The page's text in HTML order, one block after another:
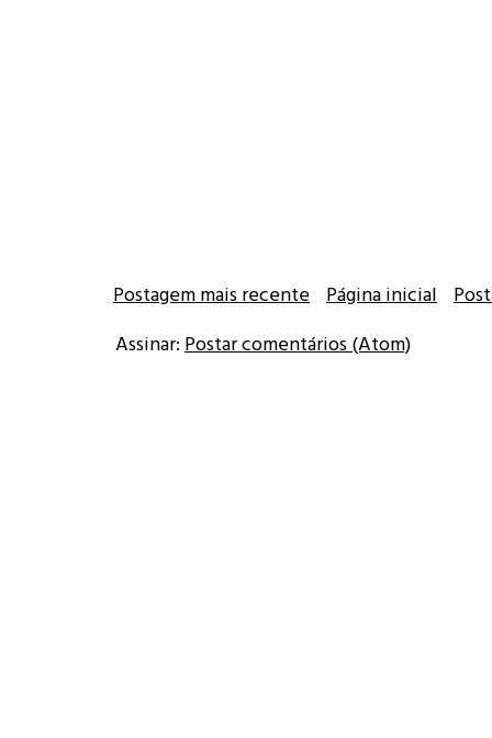
Postagem mais recente Página inicial
Assinar: Postar comentários (Atom)